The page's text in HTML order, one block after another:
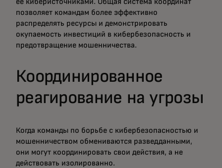
позволяет командам более эффективно
распределять ресурсы и демонстрировать
окупаемость инвестиций в кибербезопасность и
предотвращение мошенничества.
Координированное
реагирование на угрозы
Когда команды по борьбе с кибербезопасностью и
мошенничеством обмениваются разведданными,
они могут координировать свои действия, а не
действовать изолированно.